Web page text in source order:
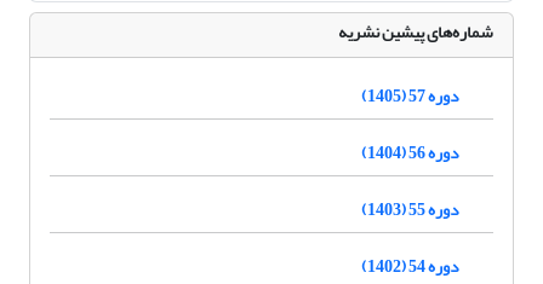
شماره‌های پیشین نشریه
دوره 57 (1405)
دوره 56 (1404)
دوره 55 (1403)
دوره 54 (1402)